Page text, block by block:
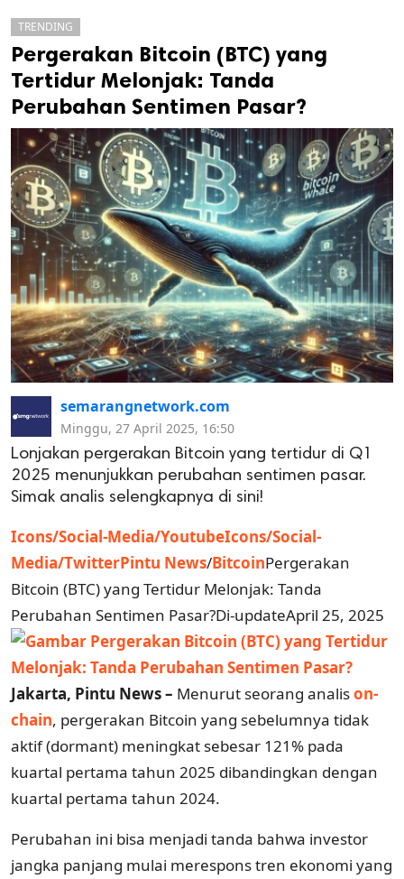
cipta.
TRENDING
Pergerakan Bitcoin (BTC) yang
Tertidur Melonjak: Tanda
Perubahan Sentimen Pasar?
semarangnetwork.com
Minggu, 27 April 2025, 16:50
Lonjakan pergerakan Bitcoin yang tertidur di Q1
2025 menunjukkan perubahan sentimen pasar.
Simak analis selengkapnya di sini!
Icons/Social-Media/YoutubeIcons/Social-
Media/TwitterPintu News/BitcoinPergerakan
Bitcoin (BTC) yang Tertidur Melonjak: Tanda
Perubahan Sentimen Pasar?Di-updateApril 25, 2025
Jakarta, Pintu News – Menurut seorang analison-
chain, pergerakan Bitcoin yang sebelumnya tidak
aktif (dormant) meningkat sebesar 121% pada
kuartal pertama tahun 2025 dibandingkan dengan
kuartal pertama tahun 2024.
Perubahan ini bisa menjadi tanda bahwa investor
jangka panjang mulai merespons tren ekonomi yang